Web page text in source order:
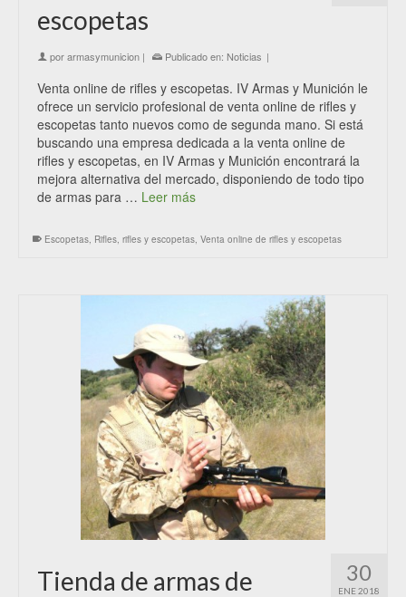
escopetas
porarmasymunicion | Publicado en: Noticias |
Venta online de rifles y escopetas. IV Armas y Munición le
ofrece un servicio profesional de venta online de rifles y
escopetas tanto nuevos como de segunda mano. Si está
buscando una empresa dedicada a la venta online de
rifles y escopetas, en IV Armas y Munición encontrará la
mejora alternativa del mercado, disponiendo de todo tipo
de armas para … Leer más
Escopetas, Rifles, rifles y escopetas, Venta online de rifles y escopetas
30
ENE 2018
Tienda de armas de